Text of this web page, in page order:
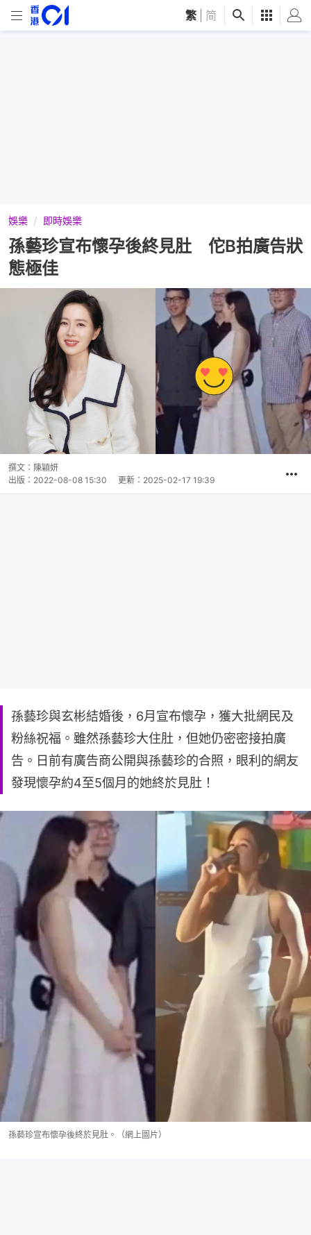
繁 简
娛樂 即時娛樂
孫藝珍宣布懷孕後終見肚 佗B拍廣告狀
態極佳
撰文： 陳穎妍
出版： 2022-08-08 15:30 更新： 2025-02-17 19:39
孫藝珍與玄彬結婚後，6月宣布懷孕，獲大批網民及
粉絲祝福。雖然孫藝珍大住肚，但她仍密密接拍廣
告。日前有廣告商公開與孫藝珍的合照，眼利的網友
發現懷孕約4至5個月的她終於見肚！
孫藝珍宣布懷孕後終於見肚。（網上圖片）